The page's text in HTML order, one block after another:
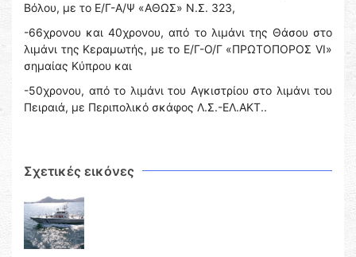
Βόλου, με το Ε/Γ-Α/Ψ «ΑΘΩΣ» Ν.Σ. 323,
-66χρονου και 40χρονου, από το λιμάνι της Θάσου στο
λιμάνι της Κεραμωτής, με το Ε/Γ-Ο/Γ «ΠΡΩΤΟΠΟΡΟΣ VI»
σημαίας Κύπρου και
-50χρονου, από το λιμάνι του Αγκιστρίου στο λιμάνι του
Πειραιά, με Περιπολικό σκάφος Λ.Σ.-ΕΛ.ΑΚΤ..
Σχετικές εικόνες